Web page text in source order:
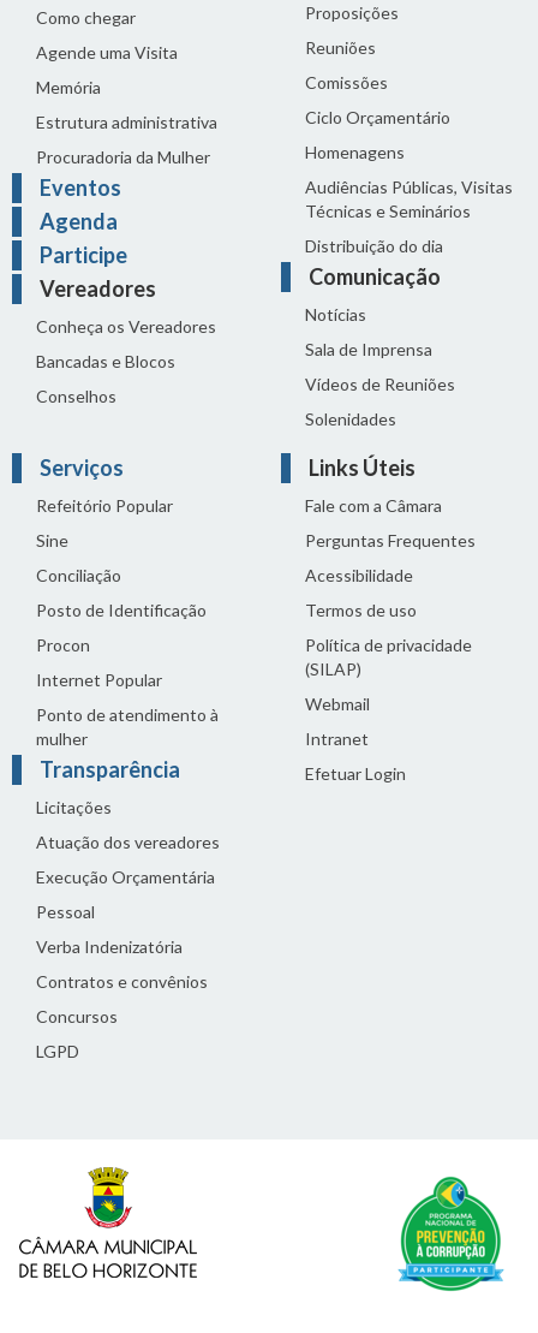
Como chegar
Agende uma Visita
Memória
Estrutura administrativa
Procuradoria da Mulher
Eventos
Agenda
Participe
Vereadores
Conheça os Vereadores
Bancadas e Blocos
Conselhos
Proposições
Reuniões
Comissões
Ciclo Orçamentário
Homenagens
Audiências Públicas, Visitas
Técnicas e Seminários
Distribuição do dia
Comunicação
Notícias
Sala de Imprensa
Vídeos de Reuniões
Solenidades
Serviços
Refeitório Popular
Sine
Conciliação
Posto de Identificação
Procon
Internet Popular
Ponto de atendimento à
mulher
Transparência
Licitações
Atuação dos vereadores
Execução Orçamentária
Pessoal
Verba Indenizatória
Contratos e convênios
Concursos
LGPD
Links Úteis
Fale com a Câmara
Perguntas Frequentes
Acessibilidade
Termos de uso
Política de privacidade
(SILAP)
Webmail
Intranet
Efetuar Login